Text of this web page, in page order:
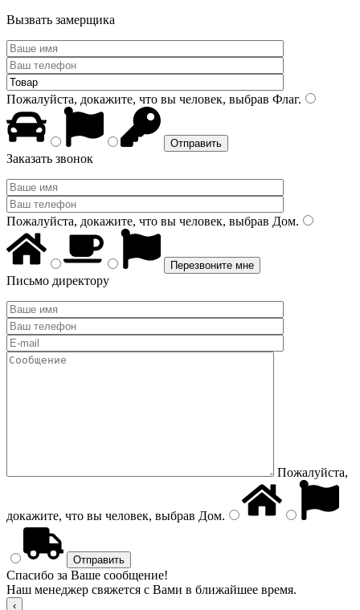
Вызвать замерщика
Пожалуйста, докажите, что вы человек, выбрав Флаг.
Заказать звонок
Пожалуйста, докажите, что вы человек, выбрав Дом.
Письмо директору
Пожалуйста,
докажите, что вы человек, выбрав Дом.
Спасибо за Ваше сообщение!
Наш менеджер свяжется с Вами в ближайшее время.